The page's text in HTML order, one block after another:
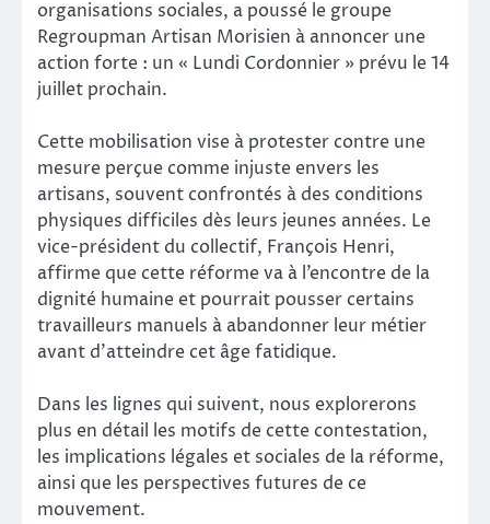
organisations sociales, a poussé le groupe
Regroupman Artisan Morisien à annoncer une
action forte : un « Lundi Cordonnier » prévu le 14
juillet prochain.
Cette mobilisation vise à protester contre une
mesure perçue comme injuste envers les
artisans, souvent confrontés à des conditions
physiques difficiles dès leurs jeunes années. Le
vice-président du collectif, François Henri,
affirme que cette réforme va à l’encontre de la
dignité humaine et pourrait pousser certains
travailleurs manuels à abandonner leur métier
avant d’atteindre cet âge fatidique.
Dans les lignes qui suivent, nous explorerons
plus en détail les motifs de cette contestation,
les implications légales et sociales de la réforme,
ainsi que les perspectives futures de ce
mouvement.